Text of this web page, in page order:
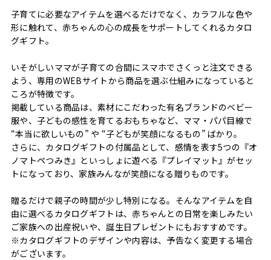
子育てに必要なアイテムを選べるだけでなく、カラフルな色や
形に触れて、赤ちゃんの心の成長をサポートしてくれるカタロ
グギフト。
いそがしいママが子育ての合間にスマホでさくっと注文できる
よう、専用のWEBサイトから商品を選ぶ仕組みになっていると
ころが特徴です。
掲載している商品は、素材にこだわった有名ブランドのベビー
服や、子どもの感性を育てるおもちゃなど、ママ・パパ目線で
“本当に欲しいもの” や “子どもが笑顔になるもの” ばかり。
さらに、カタログギフトの付属品として、感情を表す5つの『オ
ノマトペつみき』といっしょに遊べる『プレイマット』がセッ
トになっており、家族みんなが笑顔になる贈りものです。
贈るだけで親子の時間が少し特別になる。そんなアイテムを自
由に選べるカタログギフトは、赤ちゃんとの日常を楽しみたい
ご家族への出産祝いや、誕生日プレゼントにもおすすめです。
※カタログギフトのデザインや内容は、予告なく変更する場合
がございます。